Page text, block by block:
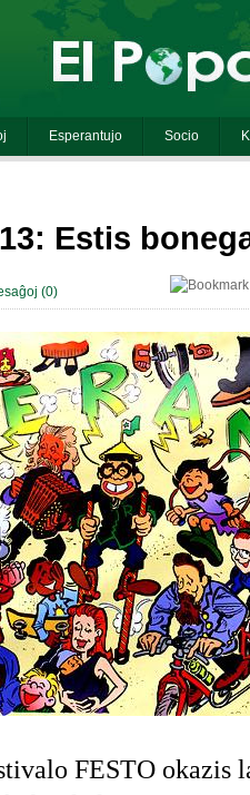
Estis
(0)
FESTO okazis